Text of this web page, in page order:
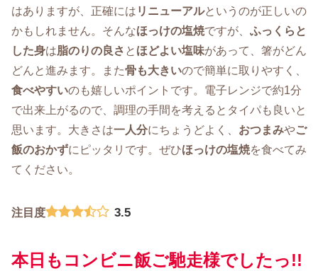
はありますが、正確には リニューアルというのが正しいの
かもしれません。そんなほっけの塩焼ですが、 ふっくらと
した身は脂のりの良さ と ほどよい塩味があって、箸がどん
どんと進みます。また骨も大きいので簡単に取りやすく、
食べやすいのも嬉しいポイントです。電子レンジで約1分
で出来上がるので、調理の手間を考えるとタイパも良いと
思います。大きさは一人分にちょうどよく、 おつまみやご
飯のおかずにピッタリです。ぜひほっけの塩焼を食べてみ
てください。
注目度 3.5
本日もコンビニ飯ご馳走様でしたっ!!